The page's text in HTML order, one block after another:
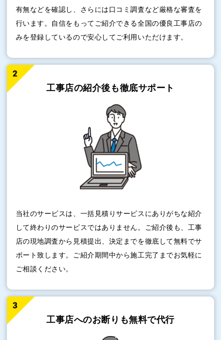
有無などを確認し、さらには口コミ調査など厳格な審査を
行います。自信をもってご紹介できる全国の優良工事店の
みを登録しているので安心してご利用いただけます。
工事店の紹介後も徹底サポート
当社のサービスは、一括見積りサービスにありがちな紹介
して終わりのサービスではありません。ご紹介後も、工事
店の現地調査から見積提出、決定までを徹底して無料でサ
ポート致します。ご紹介期間中から施工完了までお気軽に
ご相談ください。
工事店へのお断りも無料で代行